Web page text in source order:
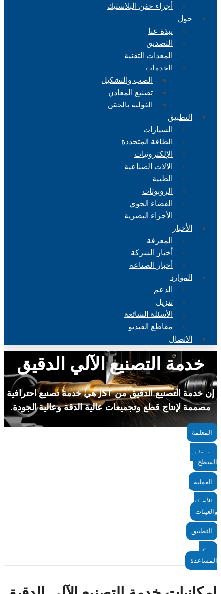
أجزاء حقن البلاستيك
حول
نبذة عنا
التصديق
المعدات التقنية
الخدمات
الصب والتشكيل
تصنيع المعادن
القولبة بالحقن
التطبيق
السيارات
الطاقة المتجددة
الإلكترونيات
الآلات الصناعية
الطبية
الروبوتات
الفضاء الجوي
الأجزاء البصرية
الأخبار
المعرفة
أخبار الشركة
أخبار الصناعة
الموارد
الدعم
تنزيل
الأسئلة الشائعة
مقاطع الفيديو
الاتصال
خدمة التصنيع الآلي الدقيق
إن خدمة التصنيع الدقيق من JST هي خدمة تصنيع احترافية
مصممة لإنتاج قطع وتجميعات عالية الدقة وعالية الجودة.
المعلمة
تشطيب
السطح
العملية
الأجزاء
والعينات
التطبيق
مركز
المساعدة